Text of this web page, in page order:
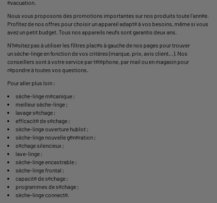
évacuation.
Nous vous proposons des promotions importantes sur nos produits toute l’année.
Profitez de nos offres pour choisir un appareil adapté à vos besoins, même si vous
avez un petit budget. Tous nos appareils neufs sont garantis deux ans.
N’hésitez pas à utiliser les filtres placés à gauche de nos pages pour trouver
un sèche-linge en fonction de vos critères (marque, prix, avis client…). Nos
conseillers sont à votre service par téléphone, par mail ou en magasin pour
répondre à toutes vos questions.
Pour aller plus loin :
sèche-linge mécanique ;
meilleur sèche-linge ;
lavage séchage ;
efficacité de séchage ;
sèche-linge ouverture hublot ;
sèche-linge nouvelle génération ;
séchage silencieux ;
lave-linge ;
sèche-linge encastrable ;
sèche-linge frontal ;
capacité de séchage ;
programmes de séchage ;
sèche-linge connecté.